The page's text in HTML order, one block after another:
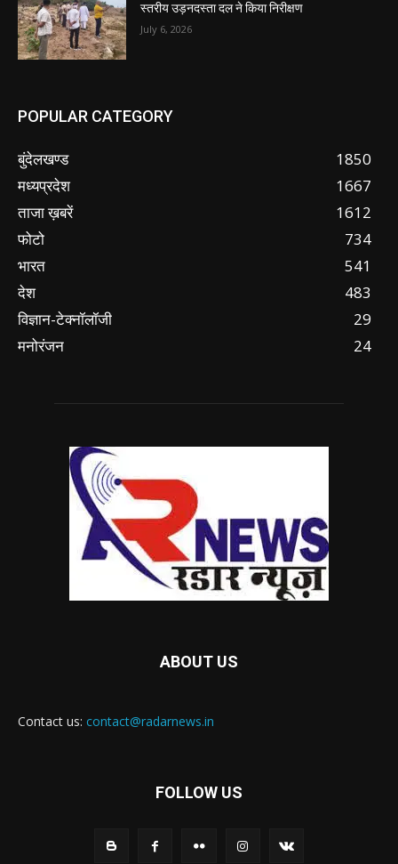
स्तरीय उड़नदस्ता दल ने किया निरीक्षण
July 6, 2026
POPULAR CATEGORY
बुंदेलखण्ड
1850
मध्यप्रदेश
1667
ताजा ख़बरें
1612
फोटो
734
भारत
541
देश
483
विज्ञान-टेक्नॉलॉजी
29
मनोरंजन
24
ABOUT US
Contact us: contact@radarnews.in
FOLLOW US